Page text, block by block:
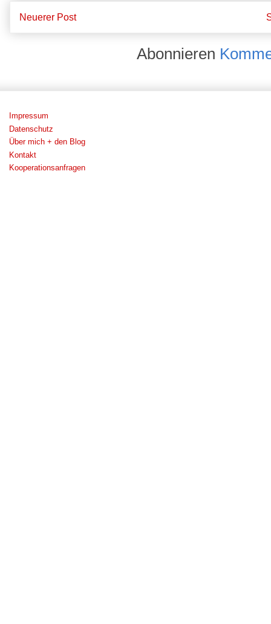
Neuerer Post
Abonnieren
Impressum
Datenschutz
Über mich + den Blog
Kontakt
Kooperationsanfragen